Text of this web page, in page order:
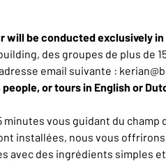
will be conducted exclusively in
des groupes de plus de
email suivante :
or tours in English or
vous guidant du champ
installées, nous vous
avec des ingrédients simples